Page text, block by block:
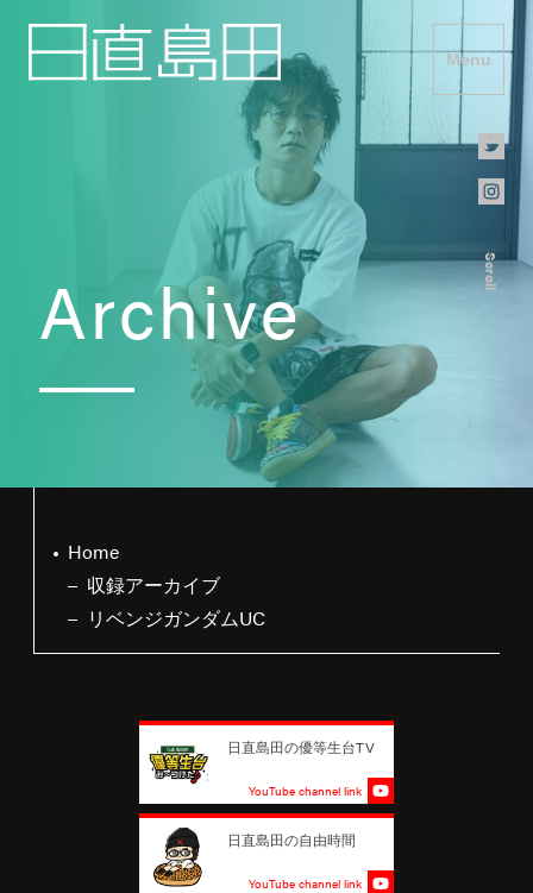
Menu
Scroll
Archive
Home
収録アーカイブ
リベンジガンダムUC
日直島田の優等生台TV
YouTube channel link
日直島田の自由時間
YouTube channel link